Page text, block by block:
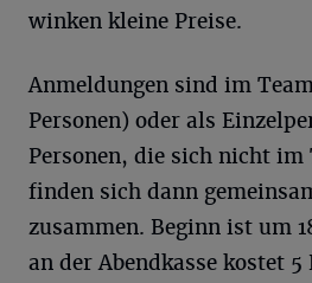
winken kleine Preise.
Anmeldungen sind im
Personen) oder als
Personen, die sich nicht im
finden sich dann
zusammen. Beginn ist um
an der Abendkasse kostet 5